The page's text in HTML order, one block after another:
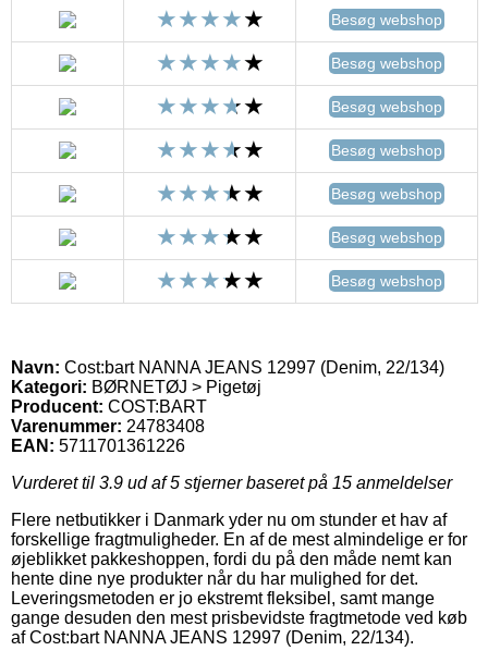
Besøg webshop
Besøg webshop
Besøg webshop
Besøg webshop
Besøg webshop
Besøg webshop
Besøg webshop
Navn: Cost:bart NANNA JEANS 12997 (Denim, 22/134)
Kategori: BØRNETØJ > Pigetøj
Producent: COST:BART
Varenummer: 24783408
EAN: 5711701361226
Vurderet til 3.9 ud af 5 stjerner baseret på 15 anmeldelser
Flere netbutikker i Danmark yder nu om stunder et hav af
forskellige fragtmuligheder. En af de mest almindelige er for
øjeblikket pakkeshoppen, fordi du på den måde nemt kan
hente dine nye produkter når du har mulighed for det.
Leveringsmetoden er jo ekstremt fleksibel, samt mange
gange desuden den mest prisbevidste fragtmetode ved køb
af Cost:bart NANNA JEANS 12997 (Denim, 22/134).